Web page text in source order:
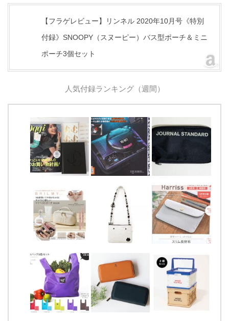
【フラゲレビュー】リンネル 2020年10月号《特別
付録》SNOOPY（スヌーピー）バス型ポーチ＆ミニ
ポーチ3個セット
人気付録ランキング（週間）